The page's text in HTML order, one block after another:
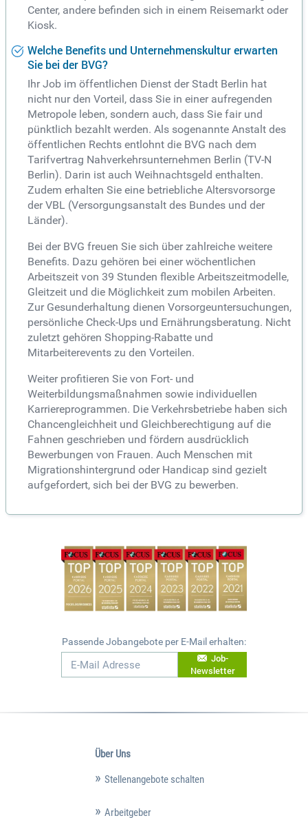
Center, andere befinden sich in einem Reisemarkt oder
Kiosk.
Welche Benefits und Unternehmenskultur erwarten
Sie bei der BVG?
Ihr Job im öffentlichen Dienst der Stadt Berlin hat
nicht nur den Vorteil, dass Sie in einer aufregenden
Metropole leben, sondern auch, dass Sie fair und
pünktlich bezahlt werden. Als sogenannte Anstalt des
öffentlichen Rechts entlohnt die BVG nach dem
Tarifvertrag Nahverkehrsunternehmen Berlin (TV-N
Berlin). Darin ist auch Weihnachtsgeld enthalten.
Zudem erhalten Sie eine betriebliche Altersvorsorge
der VBL (Versorgungsanstalt des Bundes und der
Länder).
Bei der BVG freuen Sie sich über zahlreiche weitere
Benefits. Dazu gehören bei einer wöchentlichen
Arbeitszeit von 39 Stunden flexible Arbeitszeitmodelle,
Gleitzeit und die Möglichkeit zum mobilen Arbeiten.
Zur Gesunderhaltung dienen Vorsorgeuntersuchungen,
persönliche Check-Ups und Ernährungsberatung. Nicht
zuletzt gehören Shopping-Rabatte und
Mitarbeiterevents zu den Vorteilen.
Weiter profitieren Sie von Fort- und
Weiterbildungsmaßnahmen sowie individuellen
Karriereprogrammen. Die Verkehrsbetriebe haben sich
Chancengleichheit und Gleichberechtigung auf die
Fahnen geschrieben und fördern ausdrücklich
Bewerbungen von Frauen. Auch Menschen mit
Migrationshintergrund oder Handicap sind gezielt
aufgefordert, sich bei der BVG zu bewerben.
Passende Jobangebote per E-Mail erhalten:
Job-
Newsletter
Über Uns
Stellenangebote schalten
Arbeitgeber